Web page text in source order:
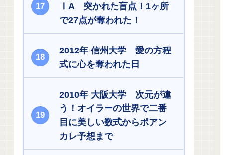
ⅠA 突かれた盲点！1ヶ所
で27点が奪われた！
2012年 信州大学 愛の方程
式に心を奪われた日
2010年 大阪大学 次元が違
う！オイラーの世界で二番
目に美しい数式からポアン
カレ予想まで